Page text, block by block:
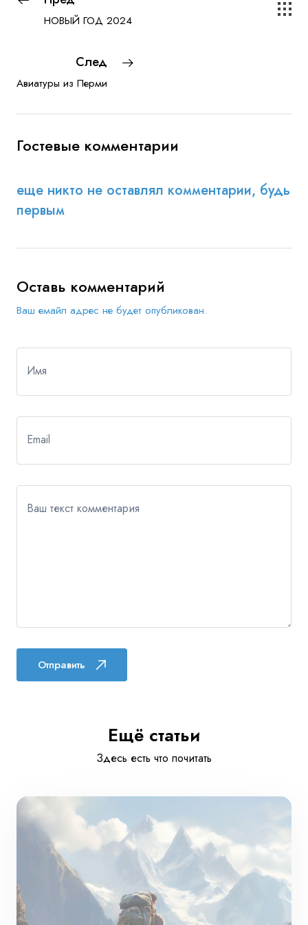
НОВЫЙ ГОД 2024
След
Авиатуры из Перми
Гостевые комментарии
еще никто не оставлял комментарии, будь
первым
Оставь комментарий
Ваш емайл адрес не будет опубликован.
Имя
Email
Ваш текст комментария
Отправить
Ещё статьи
Здесь есть что почитать